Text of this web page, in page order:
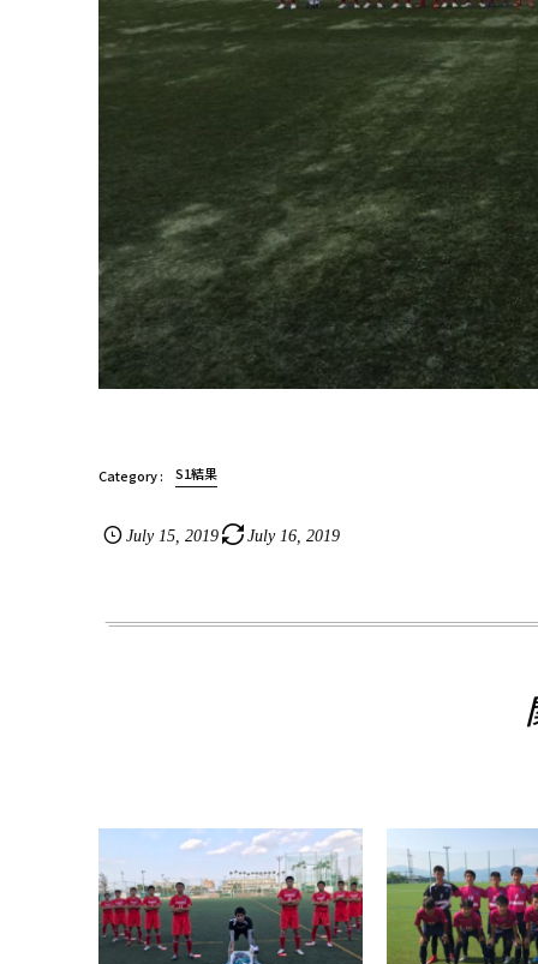
S1結果
July 15 ,2019 July 16, 2019